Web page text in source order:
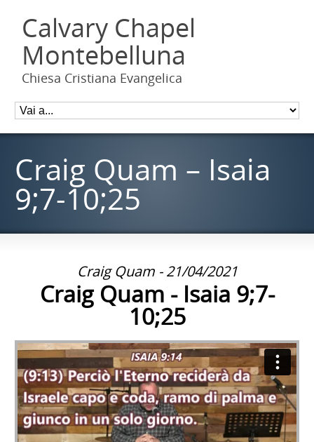
Calvary Chapel
Montebelluna
Chiesa Cristiana Evangelica
Craig Quam – Isaia
9;7-10;25
Craig Quam - 21/04/2021
Craig Quam - Isaia 9;7-
10;25